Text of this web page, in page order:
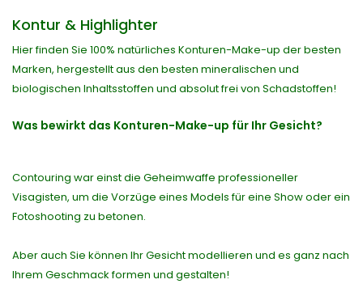
Kontur & Highlighter
Hier finden Sie 100% natürliches Konturen-Make-up der besten
Marken, hergestellt aus den besten mineralischen und
biologischen Inhaltsstoffen und absolut frei von Schadstoffen!
Was bewirkt das Konturen-Make-up für Ihr Gesicht?
Contouring war einst die Geheimwaffe professioneller
Visagisten, um die Vorzüge eines Models für eine Show oder ein
Fotoshooting zu betonen.
Aber auch Sie können Ihr Gesicht modellieren und es ganz nach
Ihrem Geschmack formen und gestalten!